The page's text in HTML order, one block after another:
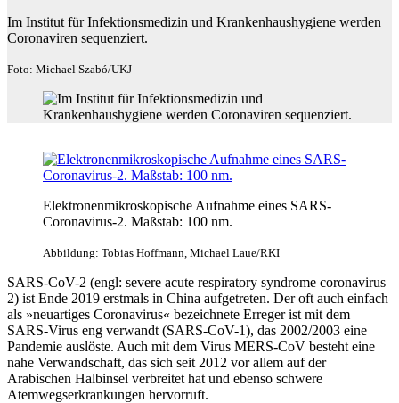
Im Institut für Infektionsmedizin und Krankenhaushygiene werden
Coronaviren sequenziert.
Foto: Michael Szabó/UKJ
Elektronenmikroskopische Aufnahme eines SARS-
Coronavirus-2. Maßstab: 100 nm.
Abbildung: Tobias Hoffmann, Michael Laue/RKI
SARS-CoV-2 (engl: severe acute respiratory syndrome coronavirus
2) ist Ende 2019 erstmals in China aufgetreten. Der oft auch einfach
als »neuartiges Coronavirus« bezeichnete Erreger ist mit dem
SARS-Virus eng verwandt (SARS-CoV-1), das 2002/2003 eine
Pandemie auslöste. Auch mit dem Virus MERS-CoV besteht eine
nahe Verwandschaft, das sich seit 2012 vor allem auf der
Arabischen Halbinsel verbreitet hat und ebenso schwere
Atemwegserkrankungen hervorruft.